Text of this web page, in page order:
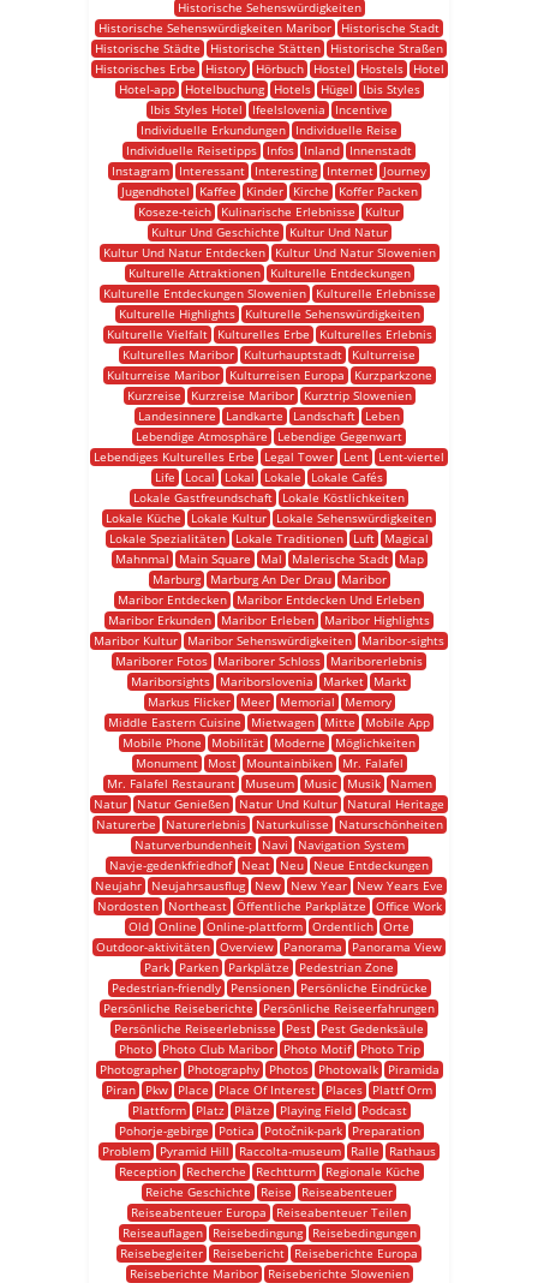
Historische Sehenswürdigkeiten
Historische Sehenswürdigkeiten Maribor
Historische Stadt
Historische Städte
Historische Stätten
Historische Straßen
Historisches Erbe
History Hörbuch Hostel Hostels
Hotel
Hotel-app
Hotelbuchung Hotels Hügel
Ibis Styles
Ibis Styles Hotel
Ifeelslovenia
Incentive
Individuelle Erkundungen
Individuelle Reise
Individuelle Reisetipps
Infos Inland
Innenstadt
Instagram
Interessant Interesting Internet
Journey
Jugendhotel
Kaffee Kinder Kirche
Koffer Packen
Koseze-teich
Kulinarische Erlebnisse
Kultur
Kultur Und Geschichte
Kultur Und Natur
Kultur Und Natur Entdecken
Kultur Und Natur Slowenien
Kulturelle Attraktionen
Kulturelle Entdeckungen
Kulturelle Entdeckungen Slowenien
Kulturelle Erlebnisse
Kulturelle Highlights
Kulturelle Sehenswürdigkeiten
Kulturelle Vielfalt
Kulturelles Erbe
Kulturelles Erlebnis
Kulturelles Maribor
Kulturhauptstadt
Kulturreise
Kulturreise Maribor
Kulturreisen Europa
Kurzparkzone
Kurzreise
Kurzreise Maribor
Kurztrip Slowenien
Landesinnere
Landkarte Landschaft
Leben
Lebendige Atmosphäre
Lebendige Gegenwart
Lebendiges Kulturelles Erbe
Legal Tower Lent
Lent-viertel
Life
Local Lokal Lokale
Lokale Cafés
Lokale Gastfreundschaft
Lokale Köstlichkeiten
Lokale Küche
Lokale Kultur
Lokale Sehenswürdigkeiten
Lokale Spezialitäten
Lokale Traditionen Luft
Magical
Mahnmal
Main Square Mal Malerische Stadt
Map
Marburg
Marburg An Der Drau
Maribor
Maribor Entdecken
Maribor Entdecken Und Erleben
Maribor Erkunden
Maribor Erleben
Maribor Highlights
Maribor Kultur
Maribor Sehenswürdigkeiten
Maribor-sights
Mariborer Fotos
Mariborer Schloss
Mariborerlebnis
Mariborsights
Mariborslovenia Market
Markt
Markus Flicker
Meer Memorial
Memory
Middle Eastern Cuisine
Mietwagen Mitte
Mobile App
Mobile Phone
Mobilität Moderne
Möglichkeiten
Monument
Most Mountainbiken
Mr. Falafel
Mr. Falafel Restaurant
Museum Music Musik
Namen
Natur
Natur Genießen Natur Und Kultur
Natural Heritage
Naturerbe
Naturerlebnis Naturkulisse
Naturschönheiten
Naturverbundenheit
Navi
Navigation System
Navje-gedenkfriedhof
Neat Neu
Neue Entdeckungen
Neujahr
Neujahrsausflug New New Year
New Years Eve
Nordosten
Northeast Öffentliche Parkplätze
Office Work
Old Online Online-plattform Ordentlich Orte
Outdoor-aktivitäten Overview Panorama
Panorama View
Park
Parken Parkplätze
Pedestrian Zone
Pedestrian-friendly
Pensionen
Persönliche Eindrücke
Persönliche Reiseberichte
Persönliche Reiseerfahrungen
Persönliche Reiseerlebnisse
Pest
Pest Gedenksäule
Photo
Photo Club Maribor Photo Motif
Photo Trip
Photographer
Photography Photos Photowalk
Piramida
Piran
Pkw Place Place Of Interest Places
Plattf Orm
Plattform
Platz Plätze Playing Field
Podcast
Pohorje-gebirge
Potica Potočnik-park
Preparation
Problem
Pyramid Hill Raccolta-museum Ralle
Rathaus
Reception
Recherche Rechtturm
Regionale Küche
Reiche Geschichte
Reise
Reiseabenteuer
Reiseabenteuer Europa
Reiseabenteuer Teilen
Reiseauflagen
Reisebedingung
Reisebedingungen
Reisebegleiter
Reisebericht
Reiseberichte Europa
Reiseberichte Maribor
Reiseberichte Slowenien